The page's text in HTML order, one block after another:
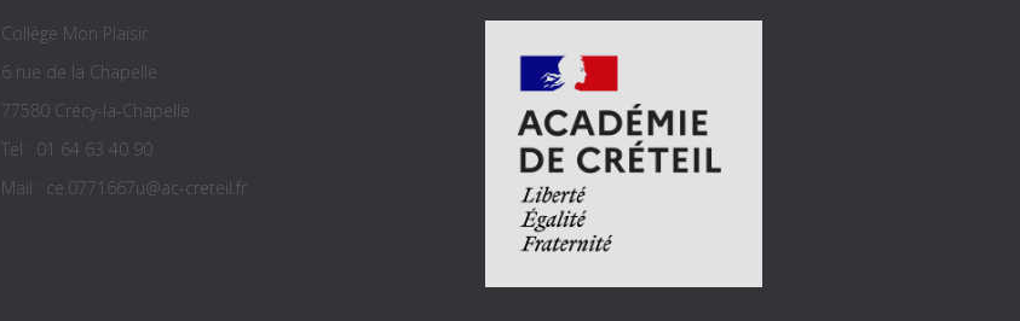
Collège Mon Plaisir
6 rue de la Chapelle
77580 Crécy-la-Chapelle
Tel : 01 64 63 40 90
Mail : ce.0771667u@ac-creteil.fr